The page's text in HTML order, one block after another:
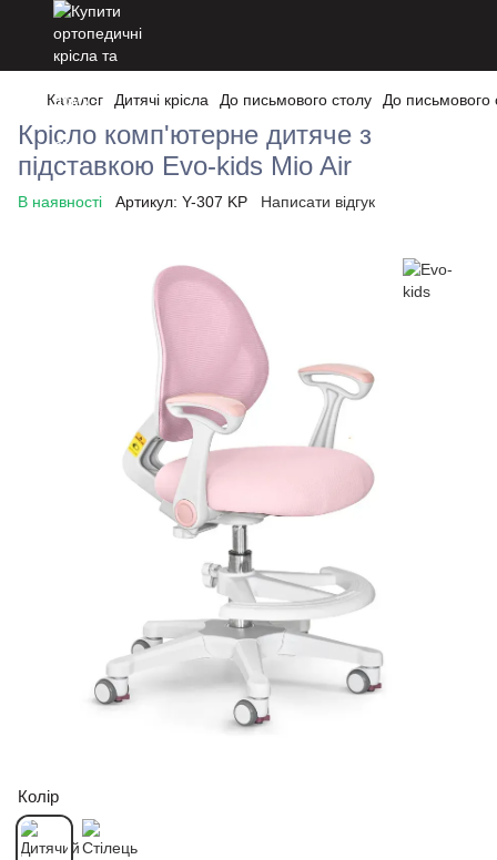
Каталог Дитячі крісла До письмового столу До письмового
Крісло комп'ютерне дитяче з
підставкою Evo-kids Mio Air
В наявності Артикул: Y-307 KP Написати відгук
Колір